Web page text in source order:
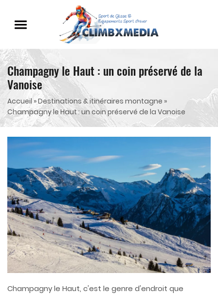
Champagny le Haut : un coin préservé de la
Vanoise
Accueil »Destinations & itinéraires montagne »
Champagny le Haut : un coin préservé de la Vanoise
Champagny le Haut, c'est le genre d'endroit que